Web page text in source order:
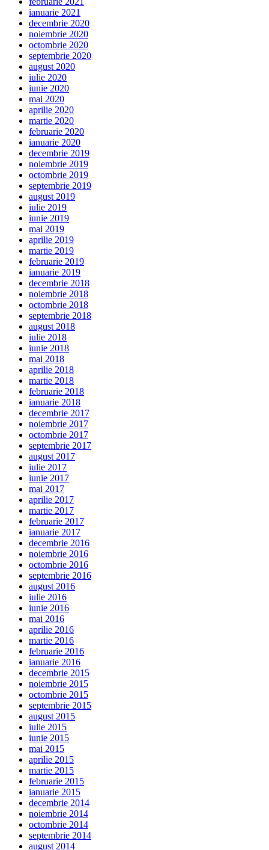
ianuarie 2021
decembrie 2020
noiembrie 2020
octombrie 2020
septembrie 2020
august 2020
iulie 2020
iunie 2020
mai 2020
aprilie 2020
martie 2020
februarie 2020
ianuarie 2020
decembrie 2019
noiembrie 2019
octombrie 2019
septembrie 2019
august 2019
iulie 2019
iunie 2019
mai 2019
aprilie 2019
martie 2019
februarie 2019
ianuarie 2019
decembrie 2018
noiembrie 2018
octombrie 2018
septembrie 2018
august 2018
iulie 2018
iunie 2018
mai 2018
aprilie 2018
martie 2018
februarie 2018
ianuarie 2018
decembrie 2017
noiembrie 2017
octombrie 2017
septembrie 2017
august 2017
iulie 2017
iunie 2017
mai 2017
aprilie 2017
martie 2017
februarie 2017
ianuarie 2017
decembrie 2016
noiembrie 2016
octombrie 2016
septembrie 2016
august 2016
iulie 2016
iunie 2016
mai 2016
aprilie 2016
martie 2016
februarie 2016
ianuarie 2016
decembrie 2015
noiembrie 2015
octombrie 2015
septembrie 2015
august 2015
iulie 2015
iunie 2015
mai 2015
aprilie 2015
martie 2015
februarie 2015
ianuarie 2015
decembrie 2014
noiembrie 2014
octombrie 2014
septembrie 2014
august 2014